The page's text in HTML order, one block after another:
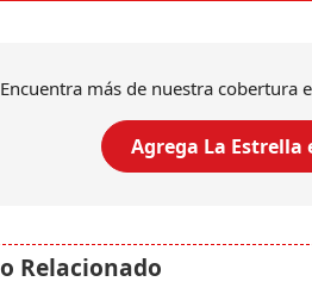
Encuentra más de nuestra cobertura
Agrega La Estrella